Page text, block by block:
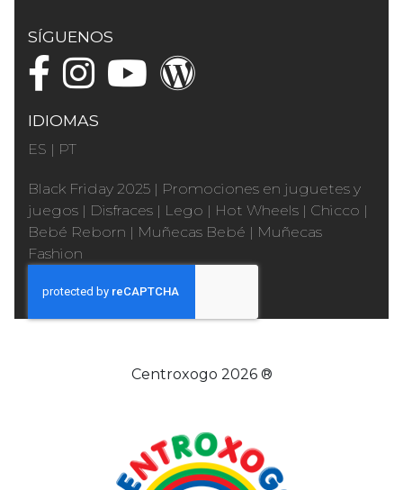
SÍGUENOS
IDIOMAS
ES | PT
Black Friday 2025 | Promociones en juguetes y
juegos | Disfraces | Lego | Hot Wheels | Chicco |
Bebé Reborn | Muñecas Bebé | Muñecas
Fashion
Centroxogo 2026 ®